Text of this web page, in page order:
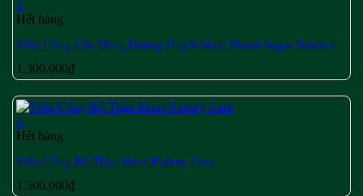
+
Hết hàng
Viên Uống Cân Bằng Đường Huyết Maxi Blood Sugar Balance
1.300.000₫
+
Hết hàng
Viên Uống Bổ Thận Maxi Kidney Care
1.500.000₫